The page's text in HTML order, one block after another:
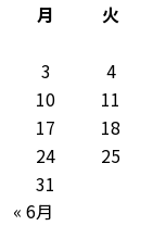
月
火
3
4
10
11
17
18
24
25
31
« 6月